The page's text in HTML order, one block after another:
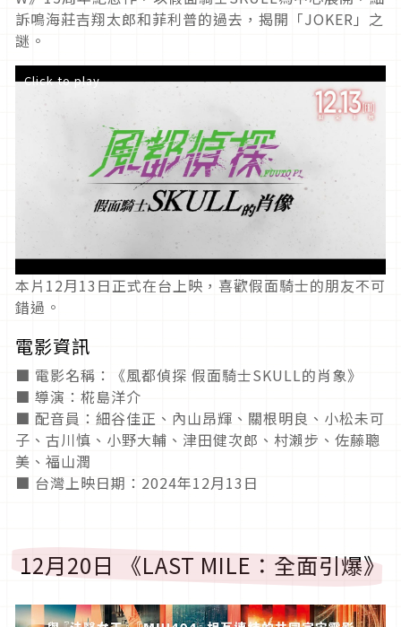
訴鳴海莊吉翔太郎和菲利普的過去，揭開「JOKER」之
謎。
Click to play
本片12月13日正式在台上映，喜歡假面騎士的朋友不可
錯過。
電影資訊
■ 電影名稱：《風都偵探 假面騎士SKULL的肖象》
■ 導演：椛島洋介
■ 配音員：細谷佳正、內山昂輝、關根明良、小松未可
子、古川慎、小野大輔、津田健次郎、村瀨步、佐藤聰
美、福山潤
■ 台灣上映日期：2024年12月13日
12月20日 《LAST MILE：全面引爆》